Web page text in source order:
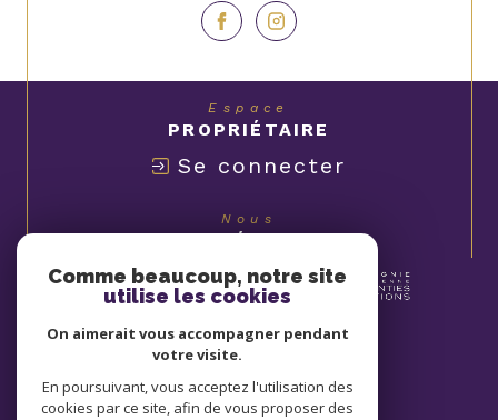
Espace
PROPRIÉTAIRE
Se connecter
Nous
Comme beaucoup, notre site
utilise les cookies
On aimerait vous accompagner pendant
votre visite.
En poursuivant, vous acceptez l'utilisation des
cookies par ce site, afin de vous proposer des